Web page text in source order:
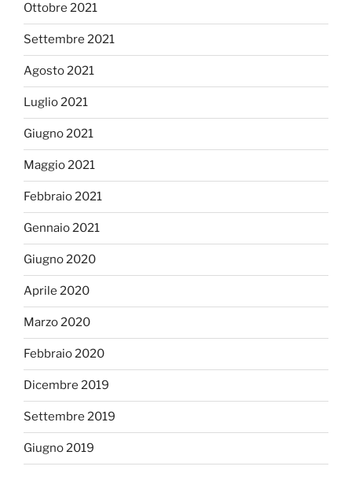
Ottobre 2021
Settembre 2021
Agosto 2021
Luglio 2021
Giugno 2021
Maggio 2021
Febbraio 2021
Gennaio 2021
Giugno 2020
Aprile 2020
Marzo 2020
Febbraio 2020
Dicembre 2019
Settembre 2019
Giugno 2019